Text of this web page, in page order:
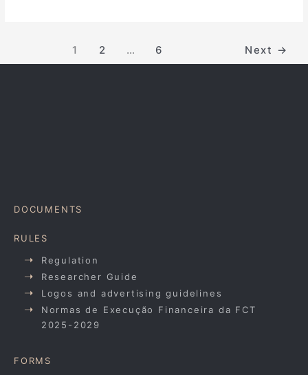
1 2 … 6 Next →
DOCUMENTS
RULES
Regulation
Researcher Guide
Logos and advertising guidelines
Normas de Execução Financeira da FCT
2025-2029
FORMS